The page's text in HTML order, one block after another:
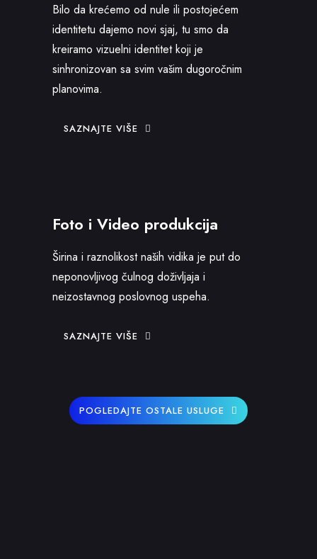
Bilo da krećemo od nule ili postojećem
identitetu dajemo novi sjaj, tu smo da
kreiramo vizuelni identitet koji je
sinhronizovan sa svim vašim dugoročnim
planovima.
SAZNAJTE VIŠE
Foto i Video produkcija
Širina i raznolikost naših vidika je put do
neponovljivog čulnog doživljaja i
neizostavnog poslovnog uspeha.
SAZNAJTE VIŠE
POGLEDAJTE OSTALE USLUGE